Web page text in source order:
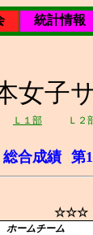
統計情報
女子
Ｌ１部 Ｌ２
総合成績 第
☆☆☆
ホームチーム